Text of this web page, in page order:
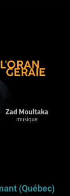
(Québec)